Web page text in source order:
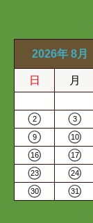
2026年 8月
日 月
2 3
9 10
16 17
23 24
30 31